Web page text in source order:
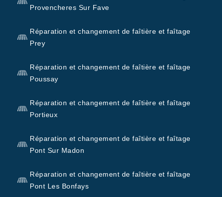
Provencheres Sur Fave
Réparation et changement de faîtière et faîtage
Prey
Réparation et changement de faîtière et faîtage
Poussay
Réparation et changement de faîtière et faîtage
Portieux
Réparation et changement de faîtière et faîtage
Pont Sur Madon
Réparation et changement de faîtière et faîtage
Pont Les Bonfays